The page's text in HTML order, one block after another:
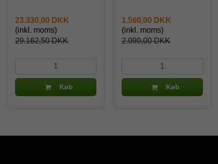
29.162,50 DKK
23.330,00 DKK
(inkl. moms)
Køb
2.090,00 DKK
1.560,00 DKK
(inkl. moms)
Køb